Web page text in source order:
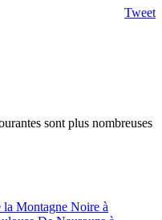
Tweet
sont plus nombreuses
la Montagne Noire à